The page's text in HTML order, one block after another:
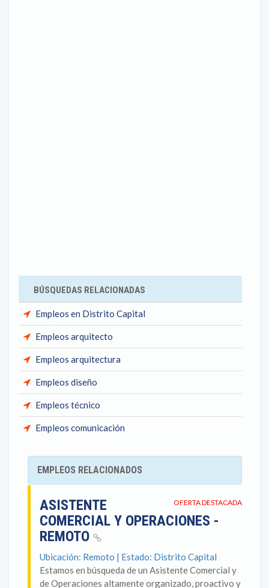
BÚSQUEDAS RELACIONADAS
Empleos en Distrito Capital
Empleos arquitecto
Empleos arquitectura
Empleos diseño
Empleos técnico
Empleos comunicación
EMPLEOS RELACIONADOS
OFERTA DESTACADA
ASISTENTE
COMERCIAL Y OPERACIONES -
REMOTO
Ubicación: Remoto | Estado: Distrito Capital
Estamos en búsqueda de un Asistente Comercial y
de Operaciones altamente organizado, proactivo y